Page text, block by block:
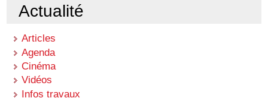
Actualité
Articles
Agenda
Cinéma
Vidéos
Infos travaux